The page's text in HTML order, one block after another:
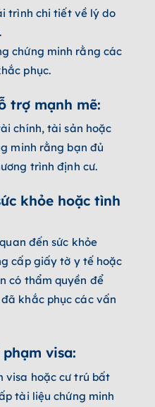
trình chi tiết về lý do
chứng minh rằng các
phục.
trợ mạnh mẽ:
chính, tài sản hoặc
minh rằng bạn đủ
trình định cư.
khỏe hoặc tình
đến sức khỏe
cấp giấy tờ y tế hoặc
có thẩm quyền để
khắc phục các vấn
visa:
visa hoặc cư trú bất
tài liệu chứng minh